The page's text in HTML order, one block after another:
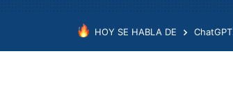
HOY SE HABLA DE ChatGPT